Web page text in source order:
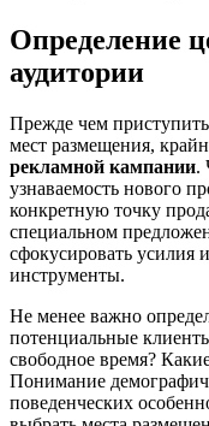
Определение
аудитории
Прежде чем
мест размещения,
рекламной кампании.
узнаваемость нового
конкретную точку
специальном
сфокусировать усилия
инструменты.
Не менее важно
потенциальные
свободное время?
Понимание
поведенческих